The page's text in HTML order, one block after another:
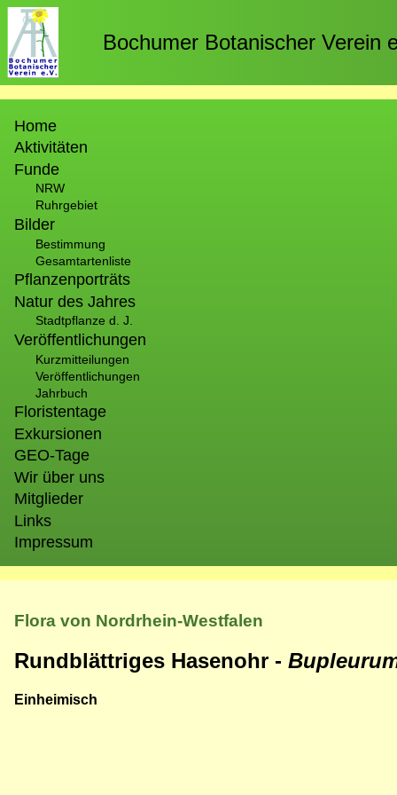
Direkt
zum
Inhalt
Bochumer Botanischer Verein
Home
Aktivitäten
Funde
NRW
Ruhrgebiet
Bilder
Bestimmung
Gesamtartenliste
Pflanzenporträts
Natur des Jahres
Stadtpflanze d. J.
Veröffentlichungen
Kurzmitteilungen
Veröffentlichungen
Jahrbuch
Floristentage
Exkursionen
GEO-Tage
Wir über uns
Mitglieder
Links
Impressum
Flora von Nordrhein-Westfalen
Rundblättriges Hasenohr -
Einheimisch